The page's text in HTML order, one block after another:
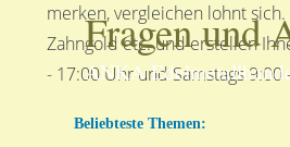
merken, vergleichen lohnt
Zahngold etc. und erstellen
- 17:00 Uhr und Samstags
Fragen und
ANKA
Beliebteste Themen: